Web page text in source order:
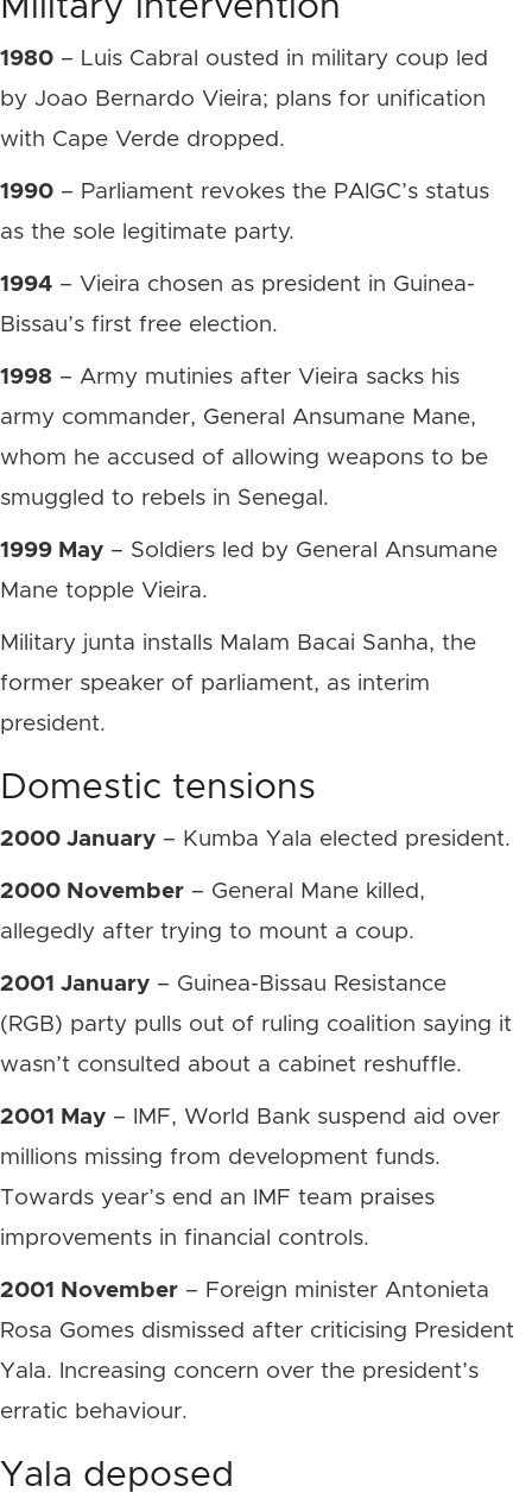
Military intervention
1980 – Luis Cabral ousted in military coup led
by Joao Bernardo Vieira; plans for unification
with Cape Verde dropped.
1990 – Parliament revokes the PAIGC’s status
as the sole legitimate party.
1994 – Vieira chosen as president in Guinea-
Bissau’s first free election.
1998 – Army mutinies after Vieira sacks his
army commander, General Ansumane Mane,
whom he accused of allowing weapons to be
smuggled to rebels in Senegal.
1999 May – Soldiers led by General Ansumane
Mane topple Vieira.
Military junta installs Malam Bacai Sanha, the
former speaker of parliament, as interim
president.
Domestic tensions
2000 January – Kumba Yala elected president.
2000 November – General Mane killed,
allegedly after trying to mount a coup.
2001 January – Guinea-Bissau Resistance
(RGB) party pulls out of ruling coalition saying it
wasn’t consulted about a cabinet reshuffle.
2001 May – IMF, World Bank suspend aid over
millions missing from development funds.
Towards year’s end an IMF team praises
improvements in financial controls.
2001 November – Foreign minister Antonieta
Rosa Gomes dismissed after criticising President
Yala. Increasing concern over the president’s
erratic behaviour.
Yala deposed